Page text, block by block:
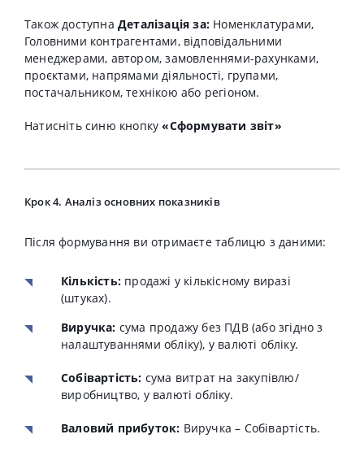
Також доступна Деталізація за: Номенклатурами,
Головними контрагентами, відповідальними
менеджерами, автором, замовленнями-рахунками,
проєктами, напрямами діяльності, групами,
постачальником, технікою або регіоном.
Натисніть синю кнопку«Сформувати звіт»
Крок 4. Аналіз основних показників
Після формування ви отримаєте таблицю з даними:
Кількість: продажі у кількісному виразі
(штуках).
Виручка: сума продажу без ПДВ (або згідно з
налаштуваннями обліку), у валюті обліку.
Собівартість: сума витрат на закупівлю/
виробництво, у валюті обліку.
Валовий прибуток: Виручка – Собівартість.